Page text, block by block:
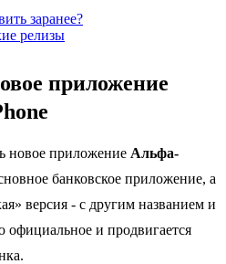
заранее?
релизы
приложение
новое приложение Альфа-
банковское приложение, а
версия - с другим названием и
и продвигается